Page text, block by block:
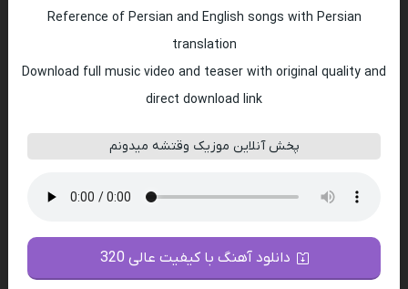
Reference of Persian and English songs with Persian
translation
Download full music video and teaser with original quality and
direct download link
پخش آنلاین موزیک وقتشه میدونم
دانلود آهنگ با کیفیت عالی 320